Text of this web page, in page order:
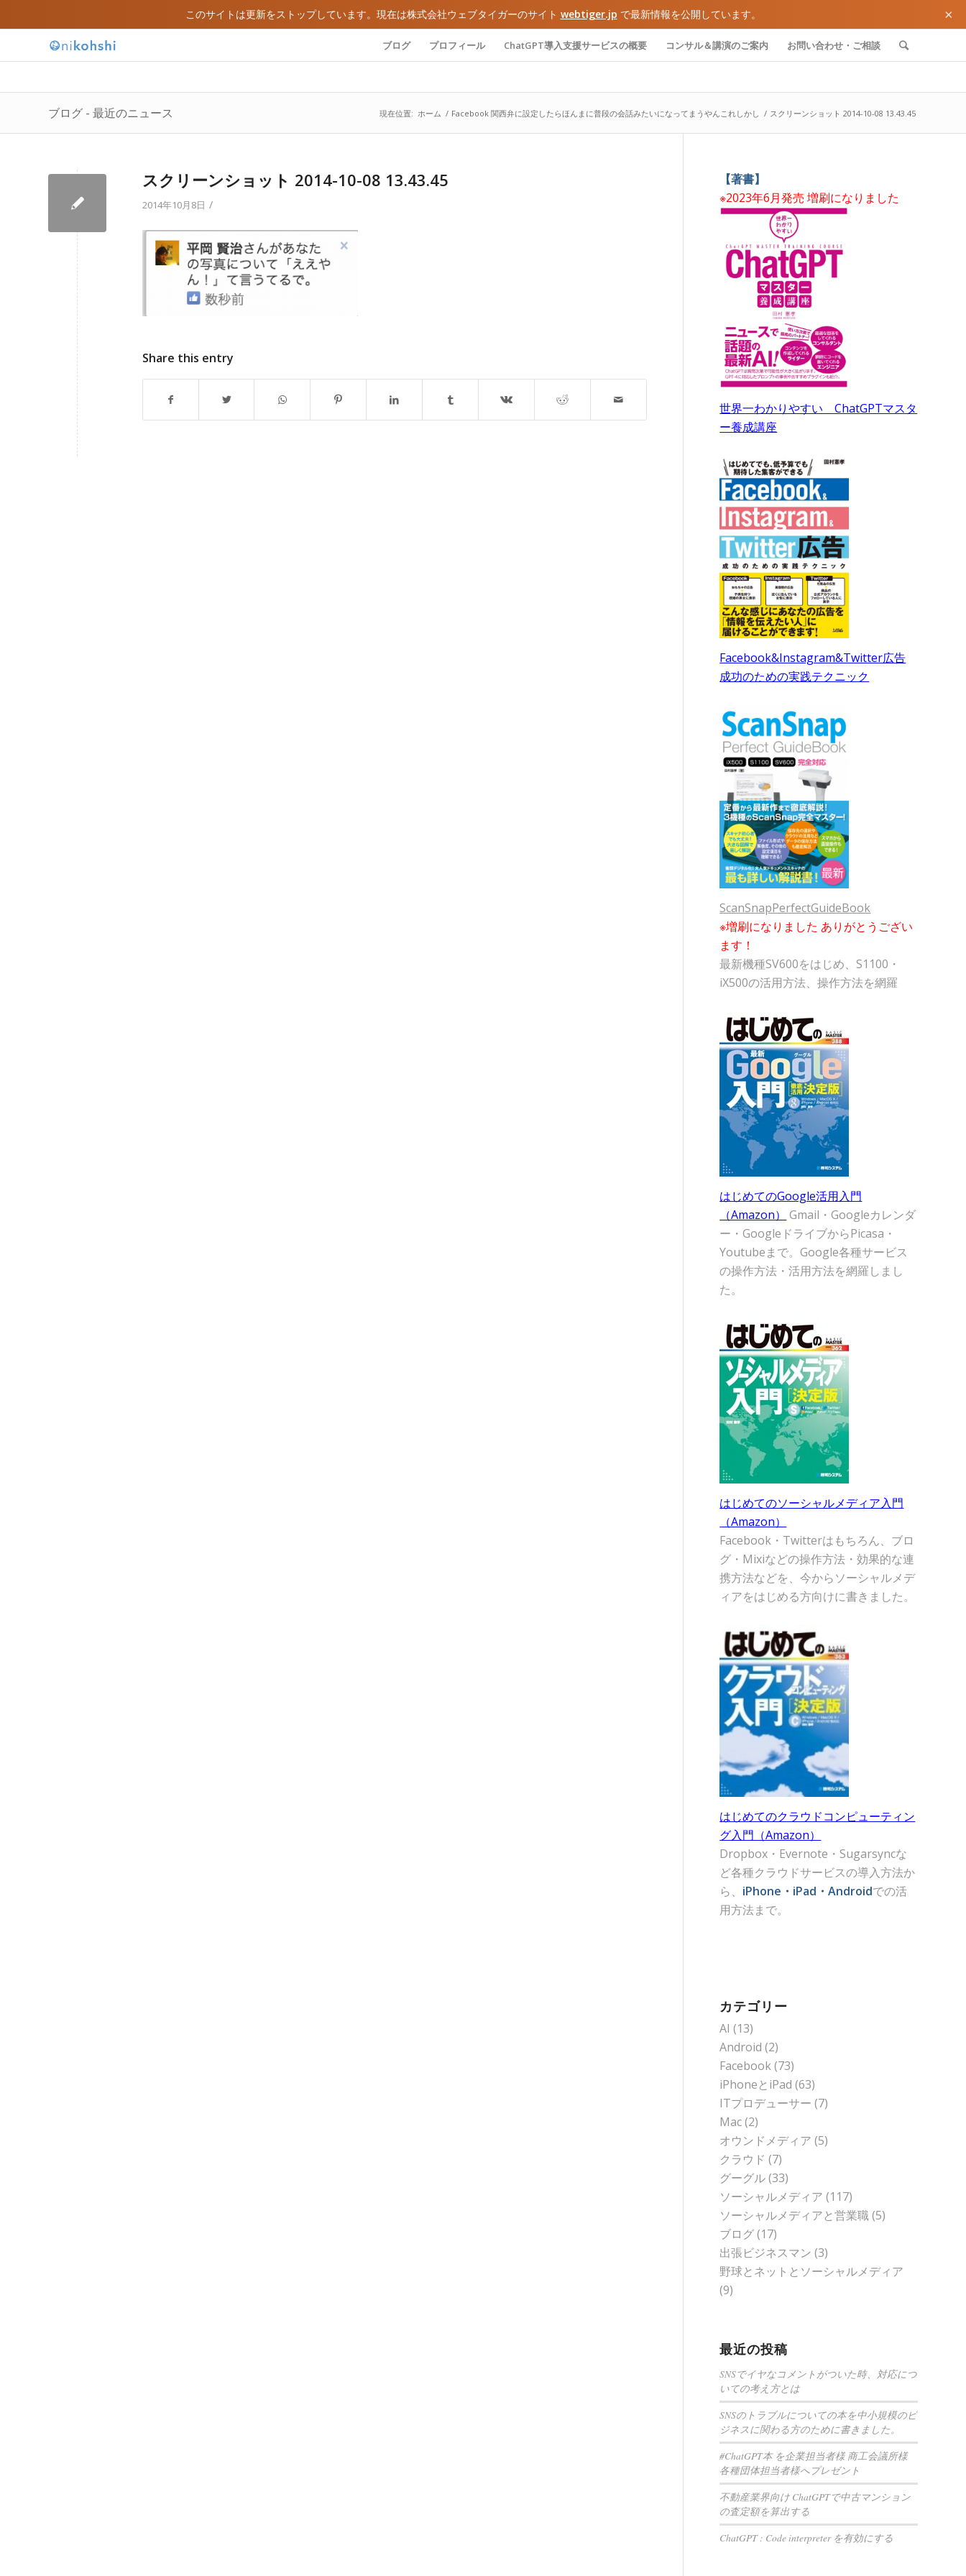
このサイトは更新をストップしています。現在は株式会社ウェブタイガーのサイト webtiger.jp で最新情報を公開しています。 ×
ブログ プロフィール ChatGPT導入支援サービスの概要 コンサル＆講演のご案内 お問い合わせ・ご相談
ブログ - 最近のニュース 現在位置: ホーム / Facebook 関西弁に設定したらほんまに普段の会話みたいになってまうやんこれしかし / スクリーンショット 2014-10-08 13.43.45
スクリーンショット 2014-10-08 13.43.45
2014年10月8日 /
Share this entry
【著書】
※2023年6月発売 増刷になりました
世界一わかりやすい ChatGPTマスタ
ー養成講座
Facebook&Instagram&Twitter広告
成功のための実践テクニック
ScanSnapPerfectGuideBook
※増刷になりました ありがとうござい
ます！
最新機種SV600をはじめ、S1100・
iX500の活用方法、操作方法を網羅
はじめてのGoogle活用入門
（Amazon）
Gmail・Googleカレンダ
ー・GoogleドライブからPicasa・
Youtubeまで。Google各種サービス
の操作方法・活用方法を網羅しまし
た。
はじめてのソーシャルメディア入門
（Amazon）
Facebook・Twitterはもちろん、ブロ
グ・Mixiなどの操作方法・効果的な連
携方法などを、今からソーシャルメデ
ィアをはじめる方向けに書きました。
はじめてのクラウドコンピューティン
グ入門（Amazon）
Dropbox・Evernote・Sugarsyncな
ど各種クラウドサービスの導入方法か
ら、 iPhone・iPad・Androidでの活
用方法まで。
カテゴリー
AI (13)
Android (2)
Facebook(73)
iPhoneとiPad (63)
ITプロデューサー (7)
Mac(2)
オウンドメディア (5)
クラウド (7)
グーグル(33)
ソーシャルメディア (117)
ソーシャルメディアと営業職(5)
ブログ(17)
出張ビジネスマン (3)
野球とネットとソーシャルメディア
(9)
最近の投稿
SNSでイヤなコメントがついた時、対応につ
いての考え方とは
SNSのトラブルについての本を中小規模のビ
ジネスに関わる方のために書きました。
#ChatGPT本 を企業担当者様 商工会議所様
各種団体担当者様へプレゼント
不動産業界向け ChatGPTで中古マンション
の査定額を算出する
ChatGPT : Code interpreter を有効にする